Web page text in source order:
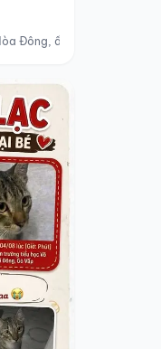
Đông, ấp 4, Tây Ninh